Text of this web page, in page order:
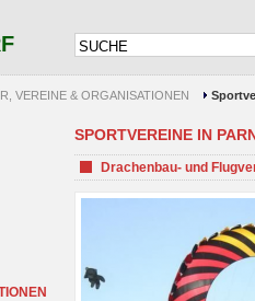
VEREINE & ORGANISATIONEN
SPORTVEREINE IN
Drachenbau- und